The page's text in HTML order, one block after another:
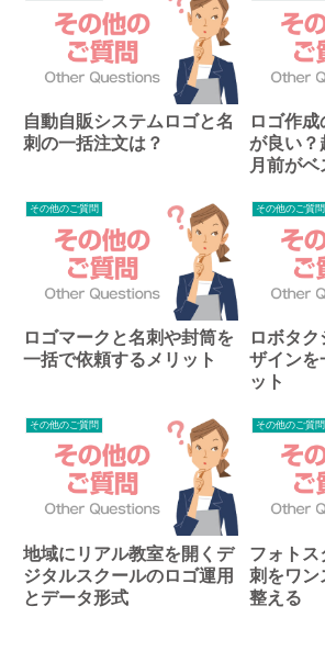
自動自販システムロゴと名
刺の一括注文は？
ロゴ作
が良い？
月前がベ
その他のご質問
ロゴマークと名刺や封筒を
一括で依頼するメリット
その他のご質問
ロボタ
ザインを
ット
その他のご質問
地域にリアル教室を開くデ
ジタルスクールのロゴ運用
とデータ形式
その他のご質問
フォトス
刺をワン
整える